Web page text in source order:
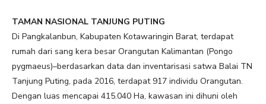
TAMAN NASIONAL TANJUNG PUTING
Di Pangkalanbun, Kabupaten Kotawaringin Barat, terdapat
rumah dari sang kera besar Orangutan Kalimantan (Pongo
pygmaeus)–berdasarkan data dan inventarisasi satwa Balai TN
Tanjung Puting, pada 2016, terdapat 917 individu Orangutan.
Dengan luas mencapai 415.040 Ha, kawasan ini dihuni oleh